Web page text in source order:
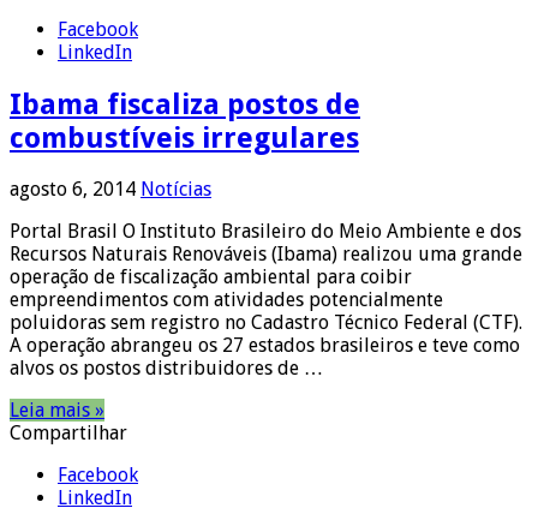
Facebook
LinkedIn
Ibama fiscaliza postos de
combustíveis irregulares
agosto 6, 2014 Notícias
Portal Brasil O Instituto Brasileiro do Meio Ambiente e dos
Recursos Naturais Renováveis (Ibama) realizou uma grande
operação de fiscalização ambiental para coibir
empreendimentos com atividades potencialmente
poluidoras sem registro no Cadastro Técnico Federal (CTF).
A operação abrangeu os 27 estados brasileiros e teve como
alvos os postos distribuidores de …
Leia mais »
Compartilhar
Facebook
LinkedIn